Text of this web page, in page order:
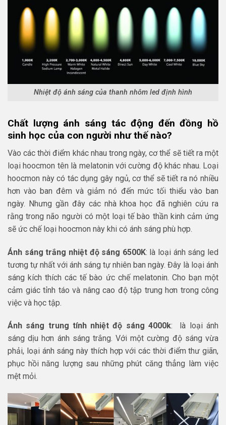
Nhiệt độ ánh sáng của thanh nhôm led định hình
Chất lượng ánh sáng tác động đến đồng hồ
sinh học của con người như thế nào?
Vào các thời điểm khác nhau trong ngày, cơ thể sẽ tiết ra một
loại hoocmon tên là melatonin với cường độ khác nhau. Loại
hoocmon này có tác dụng gây ngủ, cơ thể sẽ tiết ra nó nhiều
hơn vào ban đêm và giảm nó đến mức tối thiểu vào ban
ngày. Nhưng gần đây các nhà khoa học đã nghiên cứu ra
rằng trong não người có một loại tế bào thần kinh cảm ứng
sẽ ức chế loại hoocmon này khi có ánh sáng phù hợp.
Ánh sáng trắng nhiệt độ sáng 6500K: là loại ánh sáng led
tương tự nhất với ánh sáng tự nhiên ban ngày. Đây là loại ánh
sáng kích thích các tế bào ức chế melatonin. Cho bạn một
cảm giác tỉnh táo và nâng cao độ tập trung hơn trong công
việc và học tập.
Ánh sáng trung tính nhiệt độ sáng 4000k: là loại ánh
sáng dịu hơn ánh sáng trắng. Với một cường độ sáng vừa
phải, loại ánh sáng này thích hợp với các thời điểm thư giãn,
phục hồi năng lượng sau những phút căng thẳng làm việc
mệt mỏi.